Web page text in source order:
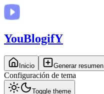
YouBlogifY
Inicio Generar resumen
Configuración de tema
Toggle theme